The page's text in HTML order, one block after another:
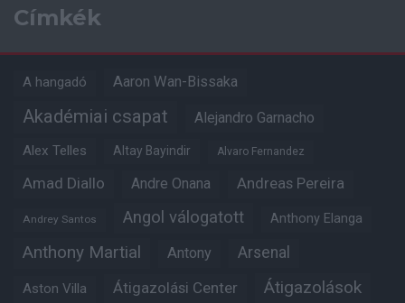
Címkék
A hangadó Aaron Wan-Bissaka
Akadémiai csapat Alejandro Garnacho
Alex Telles Altay Bayindir Alvaro Fernandez
Amad Diallo Andre Onana Andreas Pereira
Andrey Santos Angol válogatott Anthony Elanga
Anthony Martial Antony Arsenal
Aston Villa Átigazolási Center Átigazolások